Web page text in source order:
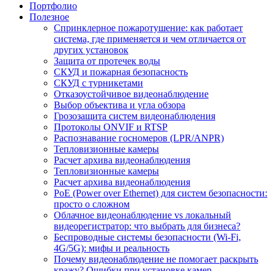
Портфолио
Полезное
Спринклерное пожаротушение: как работает
система, где применяется и чем отличается от
других установок
Защита от протечек воды
СКУД и пожарная безопасность
СКУД с турникетами
Отказоустойчивое видеонаблюдение
Выбор объектива и угла обзора
Грозозащита систем видеонаблюдения
Протоколы ONVIF и RTSP
Распознавание госномеров (LPR/ANPR)
Тепловизионные камеры
Расчет архива видеонаблюдения
Тепловизионные камеры
Расчет архива видеонаблюдения
PoE (Power over Ethernet) для систем безопасности:
просто о сложном
Облачное видеонаблюдение vs локальный
видеорегистратор: что выбрать для бизнеса?
Беспроводные системы безопасности (Wi-Fi,
4G/5G): мифы и реальность
Почему видеонаблюдение не помогает раскрыть